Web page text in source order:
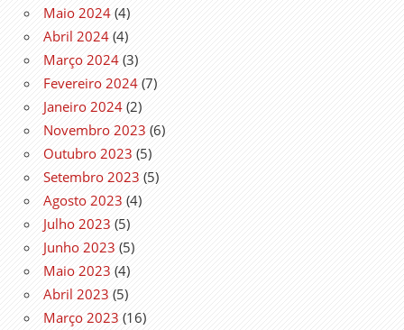
Maio 2024 (4)
Abril 2024 (4)
Março 2024 (3)
Fevereiro 2024 (7)
Janeiro 2024 (2)
Novembro 2023 (6)
Outubro 2023 (5)
Setembro 2023 (5)
Agosto 2023 (4)
Julho 2023 (5)
Junho 2023 (5)
Maio 2023 (4)
Abril 2023 (5)
Março 2023 (16)